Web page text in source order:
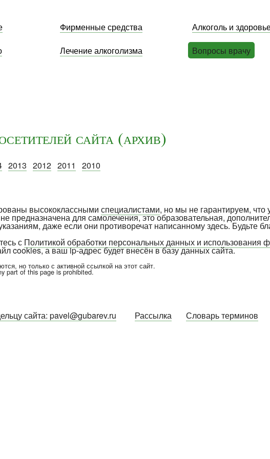
Фирменные средства Алкоголь и
Лечение алкоголизма Вопросы врачу
сайта (архив)
2013 2012 2011 2010
высококласснымиспециалистами, но мы не гарантируем, что
предназначена для самолечения, это образовательная,
даже если они противоречат написанному здесь. Будьте
с Политикой обработки персональных данных и использования
cookies, а ваш ip-адрес будет внесён в базу данных сайта.
но только с активной ссылкой на этот сайт.
part of this page is prohibited.
сайта: pavel@gubarev.ru Рассылка Словарь терминов